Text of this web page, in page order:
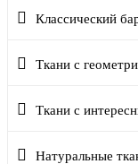
Классический
Ткани с
Ткани с
Натуральные